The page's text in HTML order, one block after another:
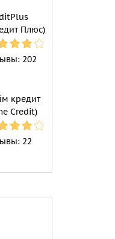
Плюс)
202
кредит
Credit)
22